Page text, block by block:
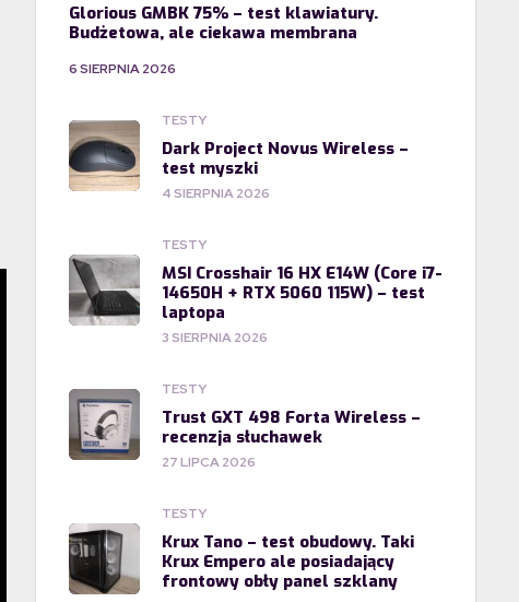
Glorious GMBK 75% – test klawiatury.
Budżetowa, ale ciekawa membrana
6 SIERPNIA 2026
TESTY
Dark Project Novus Wireless –
test myszki
4 SIERPNIA 2026
TESTY
MSI Crosshair 16 HX E14W (Core i7-
14650H + RTX 5060 115W) – test
laptopa
3 SIERPNIA 2026
TESTY
Trust GXT 498 Forta Wireless –
recenzja słuchawek
27 LIPCA 2026
TESTY
Krux Tano – test obudowy. Taki
Krux Empero ale posiadający
frontowy obły panel szklany